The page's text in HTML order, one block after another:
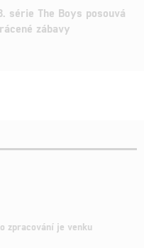
série The Boys posouvá
zábavy
zpracování je venku